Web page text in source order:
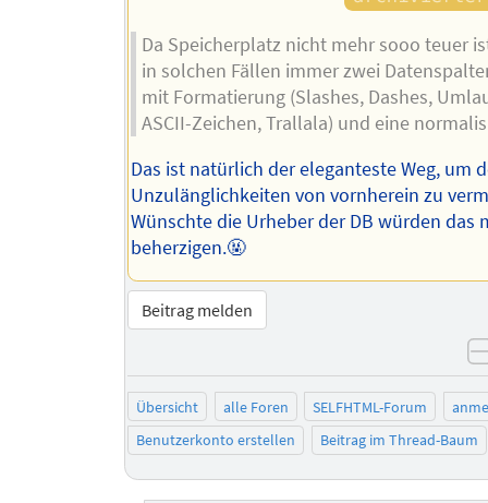
Da Speicherplatz nicht mehr sooo teuer
in solchen Fällen immer zwei
mit Formatierung (Slashes, Dashes,
ASCII-Zeichen, Trallala) und eine
Das ist natürlich der eleganteste Weg, um
Unzulänglichkeiten von vornherein zu
Wünschte die Urheber der DB würden das
beherzigen.🤬
Beitrag melden
Übersicht alle Foren SELFHTML-Forum
Benutzerkonto erstellen
Beitrag im Thread-Baum